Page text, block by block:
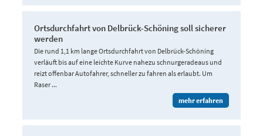
Ortsdurchfahrt von Delbrück-Schöning soll sicherer
werden
Die rund 1,1 km lange Ortsdurchfahrt von Delbrück-Schöning
verläuft bis auf eine leichte Kurve nahezu schnurgeradeaus und
reizt offenbar Autofahrer, schneller zu fahren als erlaubt. Um
Raser ...
mehr erfahren